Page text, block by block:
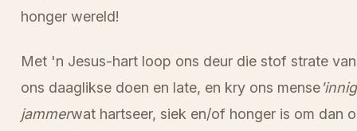
honger wereld!
Met 'n Jesus-hart loop ons deur die stof strate van
ons daaglikse doen en late, en kry ons mense'innig
jammerwat hartseer, siek en/of honger is om dan